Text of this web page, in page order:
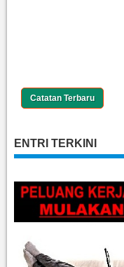
Catatan Terbaru
ENTRI TERKINI